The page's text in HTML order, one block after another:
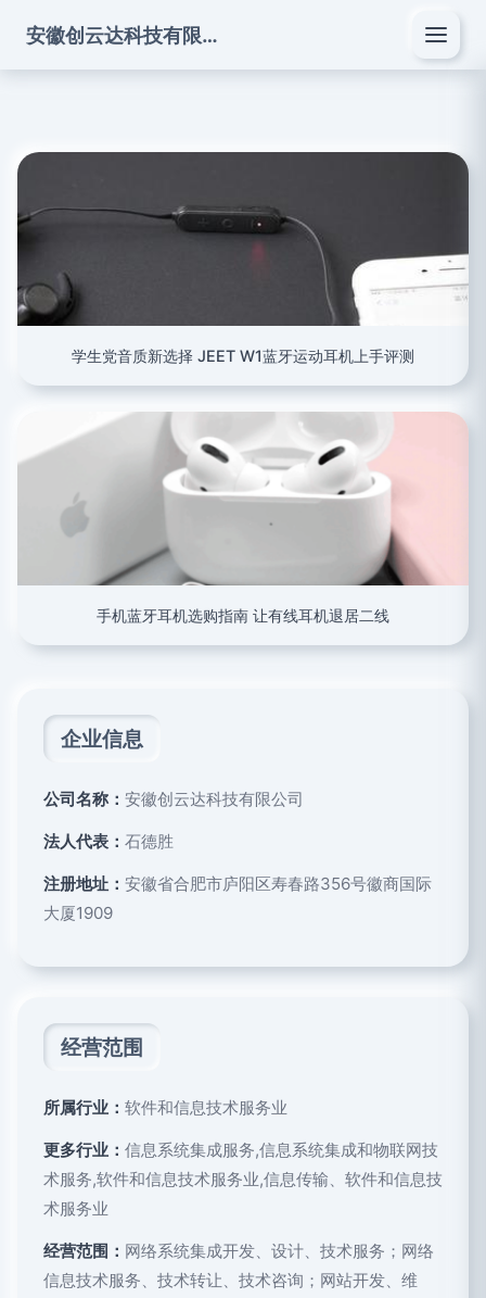
安徽创云达科技有限公司
学生党音质新选择 JEET W1蓝牙运动耳机上手评测
手机蓝牙耳机选购指南 让有线耳机退居二线
企业信息
公司名称： 安徽创云达科技有限公司
法人代表： 石德胜
注册地址： 安徽省合肥市庐阳区寿春路356号徽商国际
大厦1909
经营范围
所属行业： 软件和信息技术服务业
更多行业： 信息系统集成服务,信息系统集成和物联网技
术服务,软件和信息技术服务业,信息传输、软件和信息技
术服务业
经营范围： 网络系统集成开发、设计、技术服务；网络
信息技术服务、技术转让、技术咨询；网站开发、维